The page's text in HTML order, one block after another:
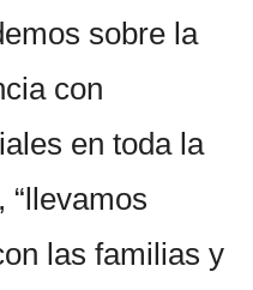
sobre la
con
en toda la
“llevamos
las familias y